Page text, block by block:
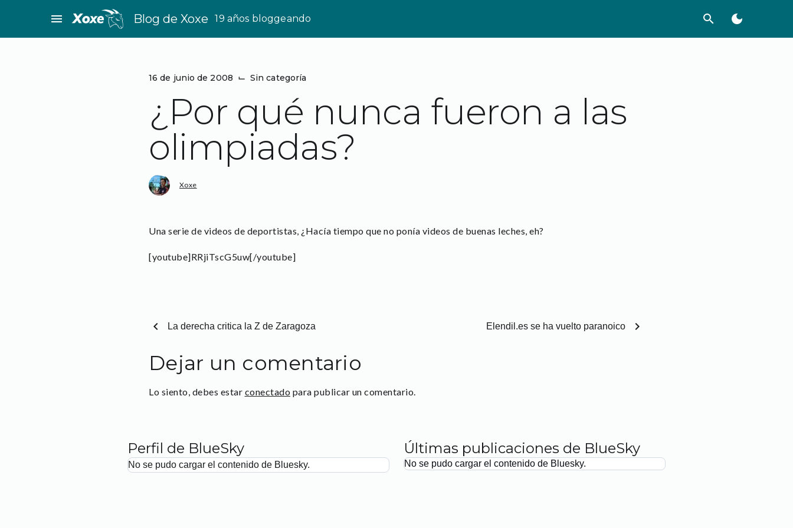
menu Blog de Xoxe 19 años bloggeando search dark_mode
16 de junio de 2008 ⌙ Sin categoría
¿Por qué nunca fueron a las
olimpiadas?
Xoxe
Una serie de videos de deportistas, ¿Hacía tiempo que no ponía videos de buenas leches, eh?
[youtube]RRjiTscG5uw[/youtube]
chevron_left La derecha critica la Z de Zaragoza Elendil.es se ha vuelto paranoico chevron_right
Dejar un comentario
Lo siento, debes estar conectado para publicar un comentario.
Perfil de BlueSky
No se pudo cargar el contenido de Bluesky.
Últimas publicaciones de BlueSky
No se pudo cargar el contenido de Bluesky.